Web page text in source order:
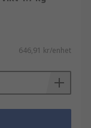
646,91 kr/enhet